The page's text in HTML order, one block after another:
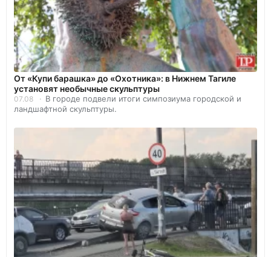
От «Купи барашка» до «Охотника»: в Нижнем Тагиле
установят необычные скульптуры
07.08
В городе подвели итоги симпозиума городской и
ландшафтной скульптуры.